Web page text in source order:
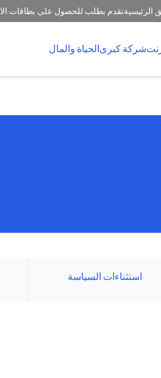
الرئيسيةتقدم بطلب للحصول على بطاقات
شركة كبرىالحياة والمال
استثناءات السياسة